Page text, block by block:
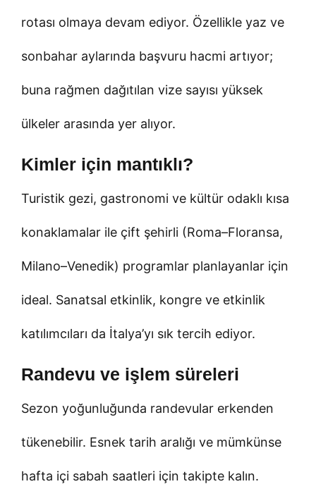
rotası olmaya devam ediyor. Özellikle yaz ve
sonbahar aylarında başvuru hacmi artıyor;
buna rağmen dağıtılan vize sayısı yüksek
ülkeler arasında yer alıyor.
Kimler için mantıklı?
Turistik gezi, gastronomi ve kültür odaklı kısa
konaklamalar ile çift şehirli (Roma–Floransa,
Milano–Venedik) programlar planlayanlar için
ideal. Sanatsal etkinlik, kongre ve etkinlik
katılımcıları da İtalya’yı sık tercih ediyor.
Randevu ve işlem süreleri
Sezon yoğunluğunda randevular erkenden
tükenebilir. Esnek tarih aralığı ve mümkünse
hafta içi sabah saatleri için takipte kalın.